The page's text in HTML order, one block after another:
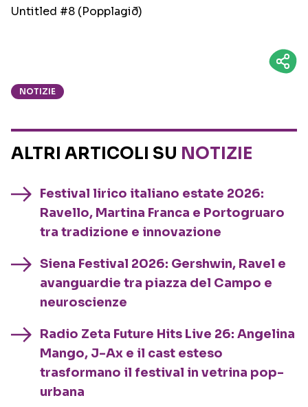
Untitled #8 (Popplagið)
NOTIZIE
ALTRI ARTICOLI SU NOTIZIE
Festival lirico italiano estate 2026:
Ravello, Martina Franca e Portogruaro
tra tradizione e innovazione
Siena Festival 2026: Gershwin, Ravel e
avanguardie tra piazza del Campo e
neuroscienze
Radio Zeta Future Hits Live 26: Angelina
Mango, J-Ax e il cast esteso
trasformano il festival in vetrina pop-
urbana